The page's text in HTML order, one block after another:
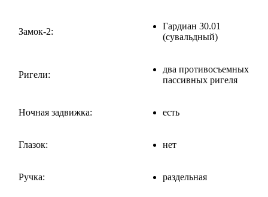
Замок-2:
Гардиан 30.01
(сувальдный)
Ригели:
два противосъемных
пассивных ригеля
Ночная задвижка: есть
Глазок: нет
Ручка: раздельная